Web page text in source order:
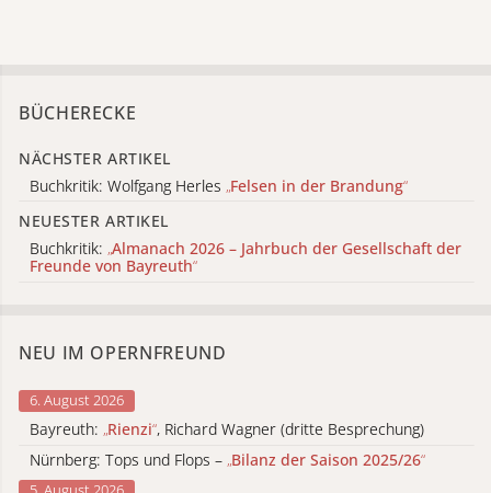
BÜCHERECKE
NÄCHSTER ARTIKEL
Buchkritik: Wolfgang Herles „Felsen in der Brandung“
NEUESTER ARTIKEL
Buchkritik: „Almanach 2026 – Jahrbuch der Gesellschaft der
Freunde von Bayreuth“
NEU IM OPERNFREUND
6. August 2026
Bayreuth: „Rienzi“, Richard Wagner (dritte Besprechung)
Nürnberg: Tops und Flops – „Bilanz der Saison 2025/26“